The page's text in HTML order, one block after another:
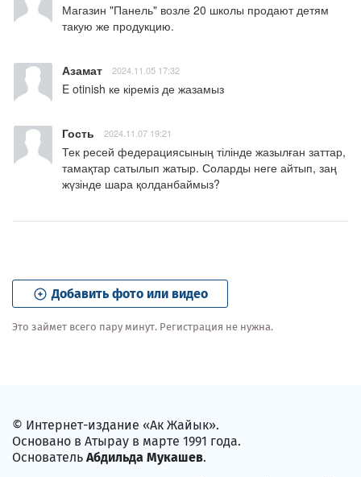
Магазин "Панель" возле 20 школы продают детям
такую же продукцию.
Азамат 2024.11.05 17:32
E otinish ке кіреміз де жазамыз
Гость 2024.11.07 19:21
Тек ресей федерациясының тілінде жазылған заттар,
тамақтар сатылып жатыр. Соларды неге айтып, заң
жүзінде шара қолданбаймыз?
Добавить фото или видео
Это займет всего пару минут. Регистрация не нужна.
© Интернет-издание «Ак Жайык».
Основано в Атырау в марте 1991 года.
Основатель Абдильда Мукашев.